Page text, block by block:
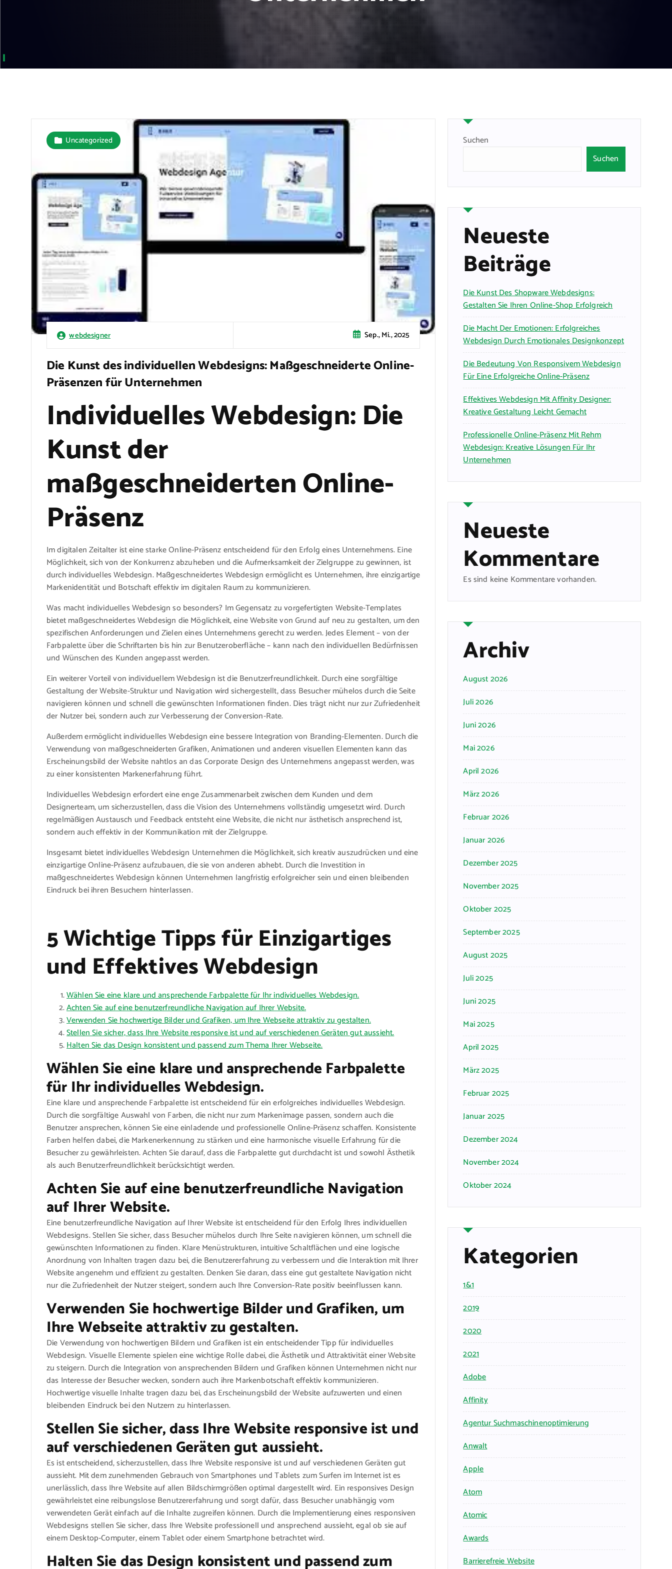
webdesigner Sep., Mi., 2025
Uncategorized
Die Kunst des individuellen Webdesigns: Maßgeschneiderte Online-
Präsenzen für Unternehmen
Individuelles Webdesign: Die
Kunst der
maßgeschneiderten Online-
Präsenz
Im digitalen Zeitalter ist eine starke Online-Präsenz entscheidend für den Erfolg eines Unternehmens. Eine
Möglichkeit, sich von der Konkurrenz abzuheben und die Aufmerksamkeit der Zielgruppe zu gewinnen, ist
durch individuelles Webdesign. Maßgeschneidertes Webdesign ermöglicht es Unternehmen, ihre einzigartige
Markenidentität und Botschaft effektiv im digitalen Raum zu kommunizieren.
Was macht individuelles Webdesign so besonders? Im Gegensatz zu vorgefertigten Website-Templates
bietet maßgeschneidertes Webdesign die Möglichkeit, eine Website von Grund auf neu zu gestalten, um den
spezifischen Anforderungen und Zielen eines Unternehmens gerecht zu werden. Jedes Element – von der
Farbpalette über die Schriftarten bis hin zur Benutzeroberfläche – kann nach den individuellen Bedürfnissen
und Wünschen des Kunden angepasst werden.
Ein weiterer Vorteil von individuellem Webdesign ist die Benutzerfreundlichkeit. Durch eine sorgfältige
Gestaltung der Website-Struktur und Navigation wird sichergestellt, dass Besucher mühelos durch die Seite
navigieren können und schnell die gewünschten Informationen finden. Dies trägt nicht nur zur Zufriedenheit
der Nutzer bei, sondern auch zur Verbesserung der Conversion-Rate.
Außerdem ermöglicht individuelles Webdesign eine bessere Integration von Branding-Elementen. Durch die
Verwendung von maßgeschneiderten Grafiken, Animationen und anderen visuellen Elementen kann das
Erscheinungsbild der Website nahtlos an das Corporate Design des Unternehmens angepasst werden, was
zu einer konsistenten Markenerfahrung führt.
Individuelles Webdesign erfordert eine enge Zusammenarbeit zwischen dem Kunden und dem
Designerteam, um sicherzustellen, dass die Vision des Unternehmens vollständig umgesetzt wird. Durch
regelmäßigen Austausch und Feedback entsteht eine Website, die nicht nur ästhetisch ansprechend ist,
sondern auch effektiv in der Kommunikation mit der Zielgruppe.
Insgesamt bietet individuelles Webdesign Unternehmen die Möglichkeit, sich kreativ auszudrücken und eine
einzigartige Online-Präsenz aufzubauen, die sie von anderen abhebt. Durch die Investition in
maßgeschneidertes Webdesign können Unternehmen langfristig erfolgreicher sein und einen bleibenden
Eindruck bei ihren Besuchern hinterlassen.
5 Wichtige Tipps für Einzigartiges
und Effektives Webdesign
Wählen Sie eine klare und ansprechende Farbpalette für Ihr individuelles Webdesign.
Achten Sie auf eine benutzerfreundliche Navigation auf Ihrer Website.
Verwenden Sie hochwertige Bilder und Grafiken, um Ihre Webseite attraktiv zu gestalten.
Stellen Sie sicher, dass Ihre Website responsive ist und auf verschiedenen Geräten gut aussieht.
Halten Sie das Design konsistent und passend zum Thema Ihrer Webseite.
Wählen Sie eine klare und ansprechende Farbpalette
für Ihr individuelles Webdesign.
Eine klare und ansprechende Farbpalette ist entscheidend für ein erfolgreiches individuelles Webdesign.
Durch die sorgfältige Auswahl von Farben, die nicht nur zum Markenimage passen, sondern auch die
Benutzer ansprechen, können Sie eine einladende und professionelle Online-Präsenz schaffen. Konsistente
Farben helfen dabei, die Markenerkennung zu stärken und eine harmonische visuelle Erfahrung für die
Besucher zu gewährleisten. Achten Sie darauf, dass die Farbpalette gut durchdacht ist und sowohl Ästhetik
als auch Benutzerfreundlichkeit berücksichtigt werden.
Achten Sie auf eine benutzerfreundliche Navigation
auf Ihrer Website.
Eine benutzerfreundliche Navigation auf Ihrer Website ist entscheidend für den Erfolg Ihres individuellen
Webdesigns. Stellen Sie sicher, dass Besucher mühelos durch Ihre Seite navigieren können, um schnell die
gewünschten Informationen zu finden. Klare Menüstrukturen, intuitive Schaltflächen und eine logische
Anordnung von Inhalten tragen dazu bei, die Benutzererfahrung zu verbessern und die Interaktion mit Ihrer
Website angenehm und effizient zu gestalten. Denken Sie daran, dass eine gut gestaltete Navigation nicht
nur die Zufriedenheit der Nutzer steigert, sondern auch Ihre Conversion-Rate positiv beeinflussen kann.
Verwenden Sie hochwertige Bilder und Grafiken, um
Ihre Webseite attraktiv zu gestalten.
Die Verwendung von hochwertigen Bildern und Grafiken ist ein entscheidender Tipp für individuelles
Webdesign. Visuelle Elemente spielen eine wichtige Rolle dabei, die Ästhetik und Attraktivität einer Website
zu steigern. Durch die Integration von ansprechenden Bildern und Grafiken können Unternehmen nicht nur
das Interesse der Besucher wecken, sondern auch ihre Markenbotschaft effektiv kommunizieren.
Hochwertige visuelle Inhalte tragen dazu bei, das Erscheinungsbild der Website aufzuwerten und einen
bleibenden Eindruck bei den Nutzern zu hinterlassen.
Stellen Sie sicher, dass Ihre Website responsive ist und
auf verschiedenen Geräten gut aussieht.
Es ist entscheidend, sicherzustellen, dass Ihre Website responsive ist und auf verschiedenen Geräten gut
aussieht. Mit dem zunehmenden Gebrauch von Smartphones und Tablets zum Surfen im Internet ist es
unerlässlich, dass Ihre Website auf allen Bildschirmgrößen optimal dargestellt wird. Ein responsives Design
gewährleistet eine reibungslose Benutzererfahrung und sorgt dafür, dass Besucher unabhängig vom
verwendeten Gerät einfach auf die Inhalte zugreifen können. Durch die Implementierung eines responsiven
Webdesigns stellen Sie sicher, dass Ihre Website professionell und ansprechend aussieht, egal ob sie auf
einem Desktop-Computer, einem Tablet oder einem Smartphone betrachtet wird.
Halten Sie das Design konsistent und passend zum
Suchen
Suchen
Neueste
Beiträge
Die Kunst Des Shopware Webdesigns:
Gestalten Sie Ihren Online-Shop Erfolgreich
Die Macht Der Emotionen: Erfolgreiches
Webdesign Durch Emotionales Designkonzept
Die Bedeutung Von Responsivem Webdesign
Für Eine Erfolgreiche Online-Präsenz
Effektives Webdesign Mit Affinity Designer:
Kreative Gestaltung Leicht Gemacht
Professionelle Online-Präsenz Mit Rehm
Webdesign: Kreative Lösungen Für Ihr
Unternehmen
Neueste
Kommentare
Es sind keine Kommentare vorhanden.
Archiv
August 2026
Juli 2026
Juni 2026
Mai 2026
April 2026
März 2026
Februar 2026
Januar 2026
Dezember 2025
November 2025
Oktober 2025
September 2025
August 2025
Juli 2025
Juni 2025
Mai 2025
April 2025
März 2025
Februar 2025
Januar 2025
Dezember 2024
November 2024
Oktober 2024
Kategorien
1&1
2019
2020
2021
Adobe
Affinity
Agentur Suchmaschinenoptimierung
Anwalt
Apple
Atom
Atomic
Awards
Barrierefreie Website